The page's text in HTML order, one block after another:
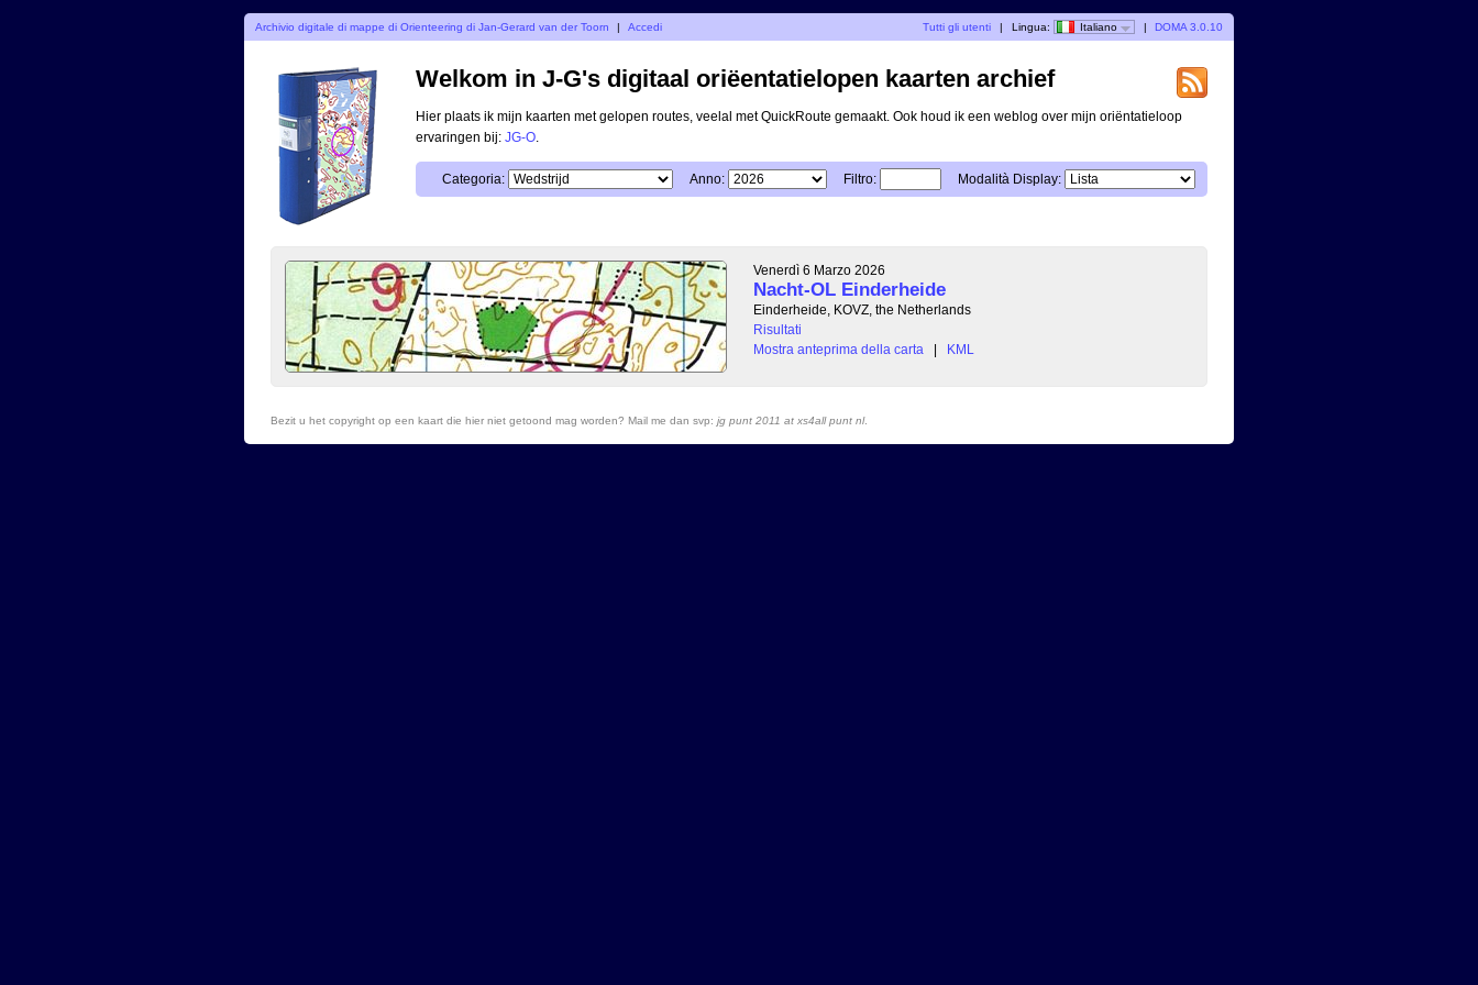
Archivio digitale di mappe di Orienteering di Jan-Gerard van der Toorn | Accedi Tutti gli utenti | Lingua: Italiano | DOMA 3.0.10
Welkom in J-G's digitaal oriëentatielopen kaarten archief
Hier plaats ik mijn kaarten met gelopen routes, veelal met QuickRoute gemaakt. Ook houd ik een weblog over mijn oriëntatieloop
ervaringen bij: JG-O
Categoria: Anno: Filtro: Modalità Display:
Venerdì 6 Marzo 2026
Nacht-OL Einderheide
Einderheide, KOVZ, the Netherlands
Risultati
Mostra anteprima della carta
| KML
Bezit u het copyright op een kaart die hier niet getoond mag worden? Mail me dan svp: jg punt 2011 at xs4all punt nl.